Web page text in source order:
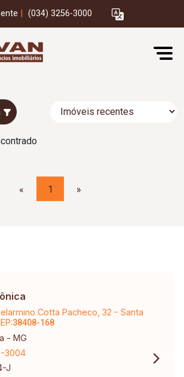
(034) 3256-3000
« 1 »
Cotta Pacheco, 32 - Santa
38408-168
- MG
3004
J